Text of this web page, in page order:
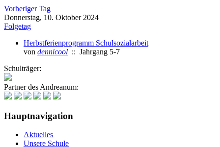
Vorheriger Tag
Donnerstag, 10. Oktober 2024
Folgetag
Herbstferienprogramm Schulsozialarbeit
von dennicool :: Jahrgang 5-7
Schulträger:
Partner des Andreanum:
Hauptnavigation
Aktuelles
Unsere Schule